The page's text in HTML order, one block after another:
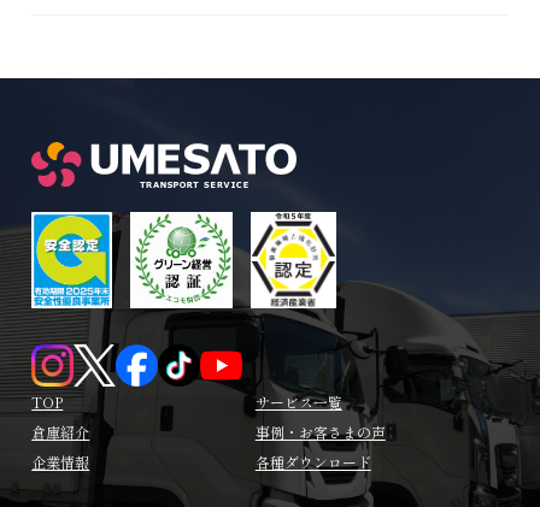
TOP
サービス一覧
倉庫紹介
事例・お客さまの声
企業情報
各種ダウンロード